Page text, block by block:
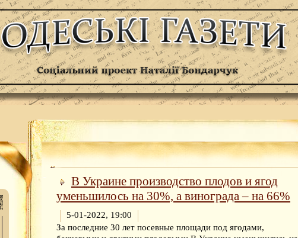
В Украине производство плодов и ягод
уменьшилось на 30%, а винограда – на 66%
5-01-2022, 19:00
За последние 30 лет посевные площади под ягодами,